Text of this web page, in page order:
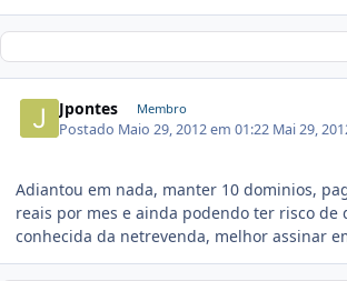
Jpontes Membro
Postado Maio 29, 2012 em 01:22 Mai 29,
Adiantou em nada, manter 10 dominios,
reais por mes e ainda podendo ter risco de
conhecida da netrevenda, melhor assinar